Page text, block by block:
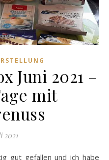
Juni 2021 –
mit
2021